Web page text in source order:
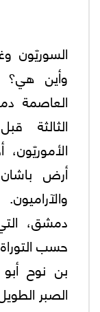
السوريّون
العاصمة
الثالثة
الأموريّون،
أرض باشان
دمشق،
حسب
بن نوح
الصبر